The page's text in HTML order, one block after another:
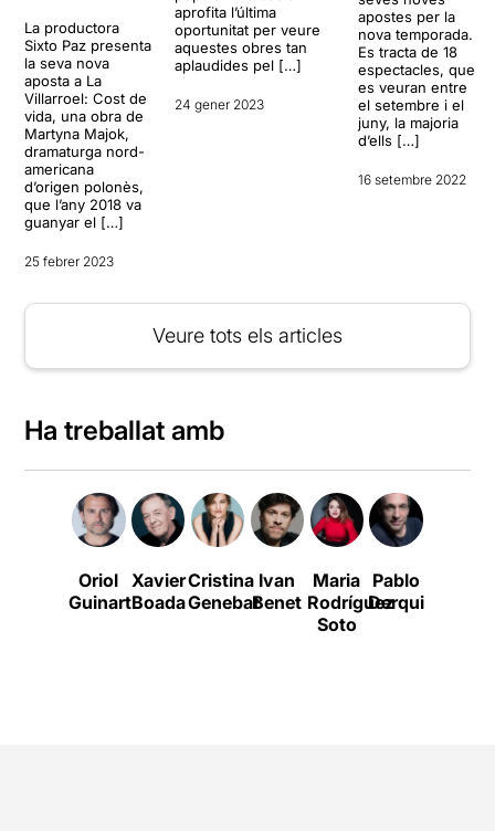
La productora
Sixto Paz presenta
la seva nova
aposta a La
Villarroel: Cost de
vida, una obra de
Martyna Majok,
dramaturga nord-
americana
d’origen polonès,
que l’any 2018 va
guanyar el […]
25 febrer 2023
aprofita l’última
oportunitat per veure
aquestes obres tan
aplaudides pel […]
24 gener 2023
apostes per la
nova temporada.
Es tracta de 18
espectacles, que
es veuran entre
el setembre i el
juny, la majoria
d’ells […]
16 setembre 2022
Veure tots els articles
Ha treballat amb
Oriol
Guinart
Xavier
Boada
Cristina
Genebat
Ivan
Benet
Maria
Rodríguez
Soto
Pablo
Derqui